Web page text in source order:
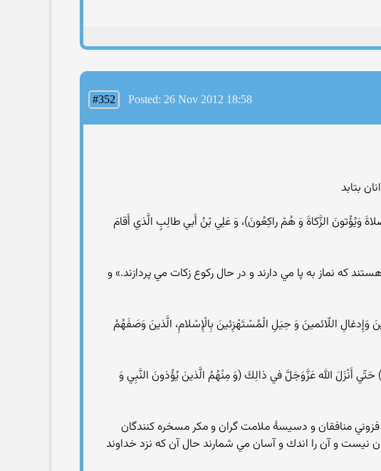
#352 Posted: 26 Nov 2012 18:58
بتابد
وَيُؤْتونَ الزَّكاةَ وَ هُمْ راكِعُونَ)، وَ عَلِي بْنُ أَبي طالِبٍ الَّذي أَقامَ
كه نماز به پا مي دارند و در حال ركوع زكات مي پردازند.» و
اللّائمينَ وَ حِيَلِ الْمُسْتَهْزِئينَ بِالْإِسْلامِ، الَّذينَ وَصَفَهُمُ
حَتّي أَنْزَلَ الله عَزَّوَجَلَّ في ذالِكَ (وَ مِنْهُمُ الَّذينَ يُؤْذونَ النَّبِي وَ
فزوني منافقان و دسيسۀ ملامت گران و مكر مسخره كنندگان
نيست و آن را اندك و آسان مي شمارند حال آن كه نزد خداوند